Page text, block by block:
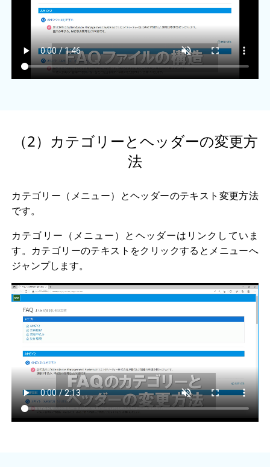
（2）カテゴリーとヘッダーの変更方
法
カテゴリー（メニュー）とヘッダーのテキスト変更方法
です。
カテゴリー（メニュー）とヘッダーはリンクしていま
す。カテゴリーのテキストをクリックするとメニューへ
ジャンプします。